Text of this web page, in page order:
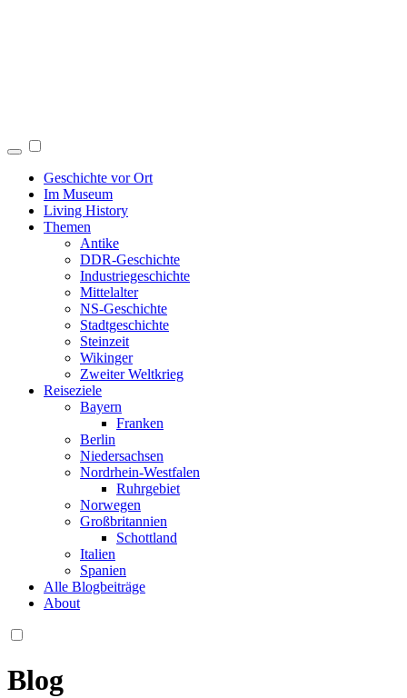
Geschichte vor Ort
Im Museum
Living History
Themen
Antike
DDR-Geschichte
Industriegeschichte
Mittelalter
NS-Geschichte
Stadtgeschichte
Steinzeit
Wikinger
Zweiter Weltkrieg
Reiseziele
Bayern
Franken
Berlin
Niedersachsen
Nordrhein-Westfalen
Ruhrgebiet
Norwegen
Großbritannien
Schottland
Italien
Spanien
Alle Blogbeiträge
About
Blog